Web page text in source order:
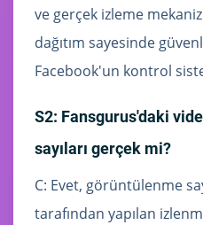
ve gerçek izleme
dağıtım sayesinde
Facebook'un kontrol
S2: Fansgurus'daki
sayıları gerçek mi?
C: Evet, görüntülenme
tarafından yapılan